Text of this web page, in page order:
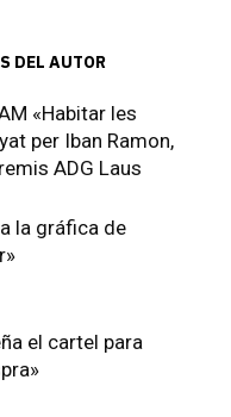
DEL AUTOR
«Habitar les
per Iban Ramon,
ADG Laus
la gráfica de
el cartel para